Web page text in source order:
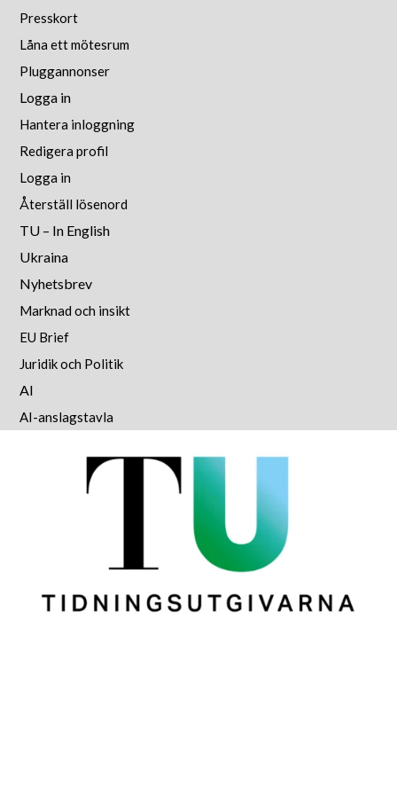
Presskort
Låna ett mötesrum
Pluggannonser
Logga in
Hantera inloggning
Redigera profil
Logga in
Återställ lösenord
TU – In English
Ukraina
Nyhetsbrev
Marknad och insikt
EU Brief
Juridik och Politik
AI
AI-anslagstavla